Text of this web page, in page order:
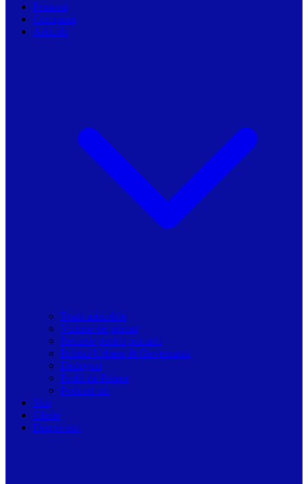
Primarii
Companii
Articole
Toate articolele
Viziune de primar
Resurse pentru primarii
Politici Urbane & Guvernanta
Dialoguri
Profil de Primar
Podcast-uri
Stiri
Oferte
Despre noi